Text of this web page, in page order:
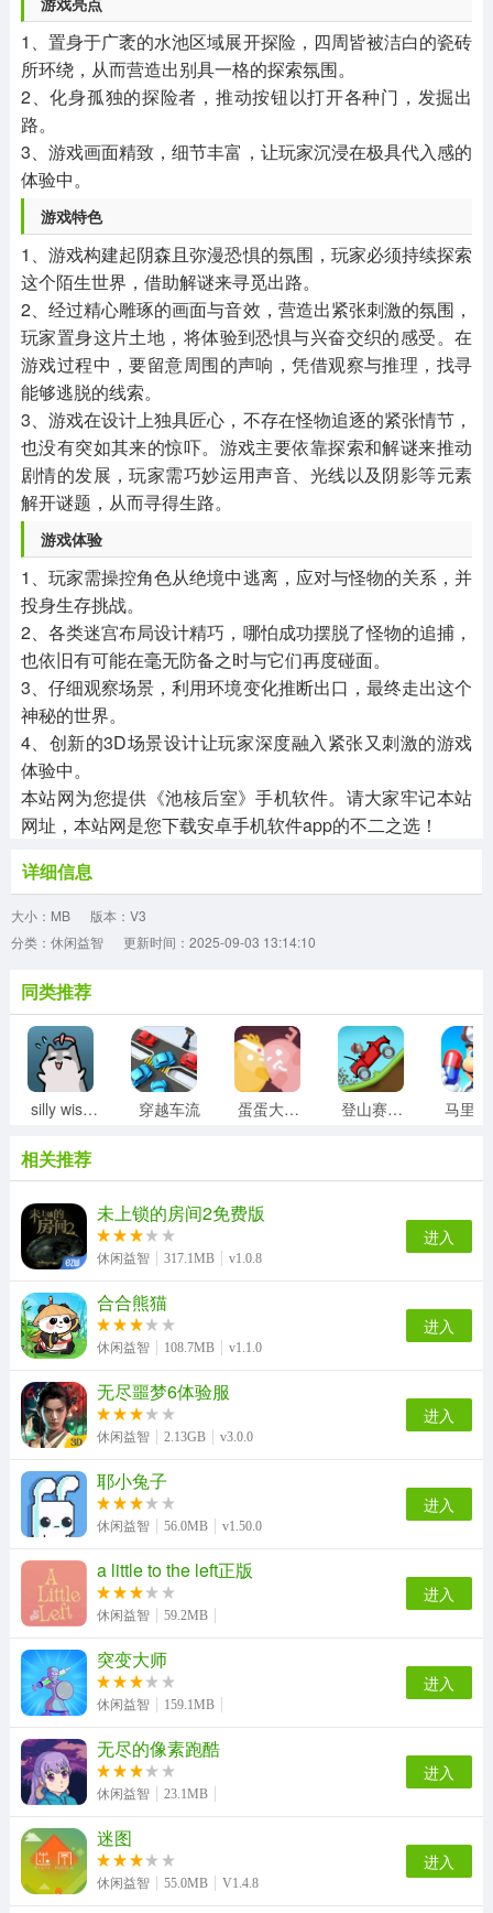
1、置身于广袤的水池区域展开探险，四周皆被洁白的瓷砖
所环绕，从而营造出别具一格的探索氛围。
2、化身孤独的探险者，推动按钮以打开各种门，发掘出
路。
3、游戏画面精致，细节丰富，让玩家沉浸在极具代入感的
体验中。
游戏特色
1、游戏构建起阴森且弥漫恐惧的氛围，玩家必须持续探索
这个陌生世界，借助解谜来寻觅出路。
2、经过精心雕琢的画面与音效，营造出紧张刺激的氛围，
玩家置身这片土地，将体验到恐惧与兴奋交织的感受。在
游戏过程中，要留意周围的声响，凭借观察与推理，找寻
能够逃脱的线索。
3、游戏在设计上独具匠心，不存在怪物追逐的紧张情节，
也没有突如其来的惊吓。游戏主要依靠探索和解谜来推动
剧情的发展，玩家需巧妙运用声音、光线以及阴影等元素
解开谜题，从而寻得生路。
游戏体验
1、玩家需操控角色从绝境中逃离，应对与怪物的关系，并
投身生存挑战。
2、各类迷宫布局设计精巧，哪怕成功摆脱了怪物的追捕，
也依旧有可能在毫无防备之时与它们再度碰面。
3、仔细观察场景，利用环境变化推断出口，最终走出这个
神秘的世界。
4、创新的3D场景设计让玩家深度融入紧张又刺激的游戏
体验中。
本站网为您提供《池核后室》手机软件。请大家牢记本站
网址，本站网是您下载安卓手机软件app的不二之选！
详细信息
大小：MB
版本：V3
分类：休闲益智
更新时间：2025-09-03 13:14:10
同类推荐
silly wisher最新版 穿越车流 蛋蛋大乱斗 登山赛车1老旧版
相关推荐
未上锁的房间2免费版
休闲益智 317.1MB v1.0.8
进入
合合熊猫
休闲益智 108.7MB v1.1.0
进入
无尽噩梦6体验服
休闲益智 2.13GB v3.0.0
进入
耶小兔子
休闲益智 56.0MB v1.50.0
进入
a little to the left正版
休闲益智 59.2MB
进入
突变大师
休闲益智 159.1MB
进入
无尽的像素跑酷
休闲益智 23.1MB
进入
迷图
休闲益智 55.0MB V1.4.8
进入